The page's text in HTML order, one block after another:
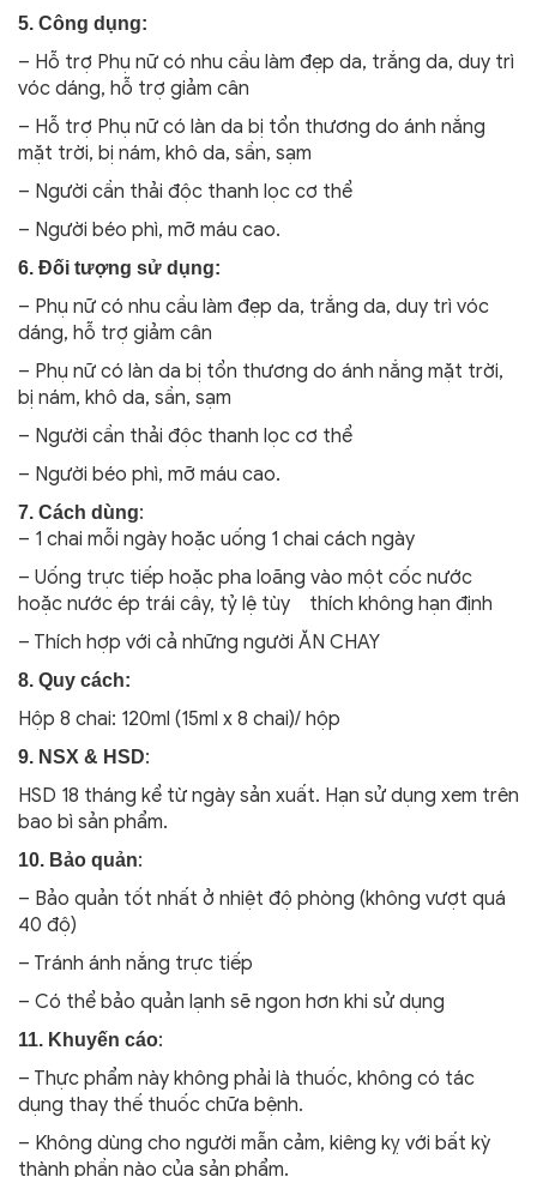
5. Công dụng:
– Hỗ trợ Phụ nữ có nhu cầu làm đẹp da, trắng da, duy trì
vóc dáng, hỗ trợ giảm cân
– Hỗ trợ Phụ nữ có làn da bị tổn thương do ánh nắng
mặt trời, bị nám, khô da, sần, sạm
– Người cần thải độc thanh lọc cơ thể
– Người béo phì, mỡ máu cao.
6. Đối tượng sử dụng:
– Phụ nữ có nhu cầu làm đẹp da, trắng da, duy trì vóc
dáng, hỗ trợ giảm cân
– Phụ nữ có làn da bị tổn thương do ánh nắng mặt trời,
bị nám, khô da, sần, sạm
– Người cần thải độc thanh lọc cơ thể
– Người béo phì, mỡ máu cao.
7. Cách dùng:
– 1 chai mỗi ngày hoặc uống 1 chai cách ngày
– Uống trực tiếp hoặc pha loãng vào một cốc nước
hoặc nước ép trái cây, tỷ lệ tùy thích không hạn định
– Thích hợp với cả những người ĂN CHAY
8. Quy cách:
Hộp 8 chai: 120ml (15ml x 8 chai)/ hộp
9. NSX & HSD:
HSD 18 tháng kể từ ngày sản xuất. Hạn sử dụng xem trên
bao bì sản phẩm.
10. Bảo quản:
– Bảo quản tốt nhất ở nhiệt độ phòng (không vượt quá
40 độ)
– Tránh ánh nắng trực tiếp
– Có thể bảo quản lạnh sẽ ngon hơn khi sử dụng
11. Khuyến cáo:
– Thực phẩm này không phải là thuốc, không có tác
dụng thay thế thuốc chữa bệnh.
– Không dùng cho người mẫn cảm, kiêng kỵ với bất kỳ
thành phần nào của sản phẩm.